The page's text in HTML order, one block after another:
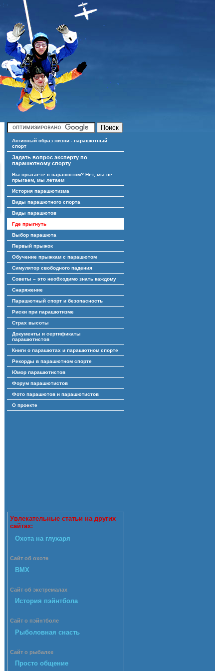
Активный образ жизни - парашютный
спорт
Задать вопрос эксперту по
парашютному спорту
Вы прыгаете с парашютом? Нет, мы не
прыгаем, мы летаем
История парашютизма
Виды парашютного спорта
Виды парашютов
Где прыгнуть
Выбор парашюта
Первый прыжок
Обучение прыжкам с парашютом
Симулятор свободного падения
Советы – это необходимо знать каждому
Снаряжение
Парашютный спорт и безопасность
Риски при парашютизме
Страх высоты
Документы и сертификаты
парашютистов
Книги о парашютах и парашютном спорте
Рекорды в парашютном спорте
Юмор парашютистов
Форум парашютистов
Фото парашютов и парашютистов
О проекте
Увлекательные статьи на других
сайтах:
Охота на глухаря
Сайт об охоте
BMX
Сайт об экстремалах
История пэйнтбола
Сайт о пэйнтболе
Рыболовная снасть
Сайт о рыбалке
Просто общение